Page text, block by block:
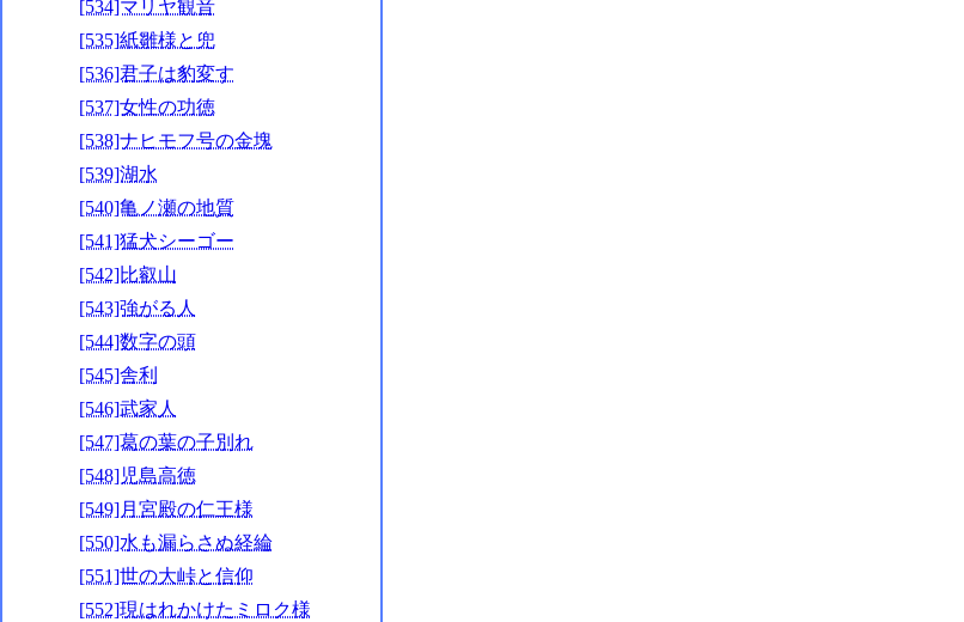
[534]マリヤ観音
[535]紙雛様と兜
[536]君子は豹変す
[537]女性の功徳
[538]ナヒモフ号の金塊
[539]湖水
[540]亀ノ瀬の地質
[541]猛犬シーゴー
[542]比叡山
[543]強がる人
[544]数字の頭
[545]舎利
[546]武家人
[547]葛の葉の子別れ
[548]児島高徳
[549]月宮殿の仁王様
[550]水も漏らさぬ経綸
[551]世の大峠と信仰
[552]現はれかけたミロク様